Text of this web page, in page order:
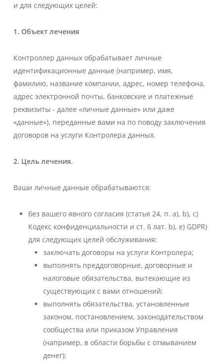
и для следующих целей:
1. Объект лечения
Контроллер данных обрабатывает личные
идентификационные данные (например, имя,
фамилию, название компании, адрес, номер телефона,
адрес электронной почты, банковские и платежные
реквизиты - далее «личные данные» или даже
«данные»), переданные вами на по поводу заключения
договоров на услуги Контролера данных.
2. Цель лечения.
Ваши личные данные обрабатываются:
без вашего явного согласия (статья 24, п. a), b), c)
Кодекс конфиденциальности и ст. 6 лат. b), e) GDPR)
для следующих целей обслуживания:
заключать договоры на услуги Контролера;
выполнять преддоговорные, договорные и
налоговые обязательства, вытекающие из
существующих с вами отношений;
выполнять обязательства, установленные
законом, постановлением, законодательством
сообщества или приказом Управления
(например, в области борьбы с отмыванием
денег);